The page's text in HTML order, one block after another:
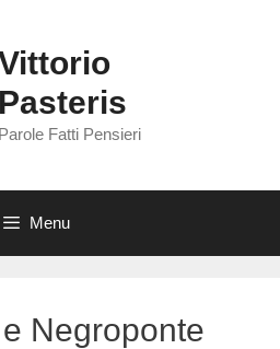
Pasteris
Parole Fatti Pensieri
Menu
Negroponte